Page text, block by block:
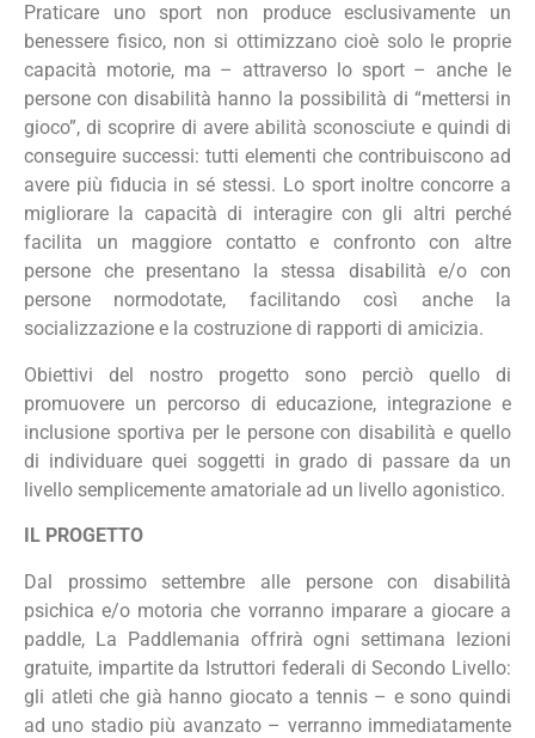
Praticare uno sport non produce esclusivamente un
benessere fisico, non si ottimizzano cioè solo le proprie
capacità motorie, ma – attraverso lo sport – anche le
persone con disabilità hanno la possibilità di “mettersi in
gioco”, di scoprire di avere abilità sconosciute e quindi di
conseguire successi: tutti elementi che contribuiscono ad
avere più fiducia in sé stessi. Lo sport inoltre concorre a
migliorare la capacità di interagire con gli altri perché
facilita un maggiore contatto e confronto con altre
persone che presentano la stessa disabilità e/o con
persone normodotate, facilitando così anche la
socializzazione e la costruzione di rapporti di amicizia.
Obiettivi del nostro progetto sono perciò quello di
promuovere un percorso di educazione, integrazione e
inclusione sportiva per le persone con disabilità e quello
di individuare quei soggetti in grado di passare da un
livello semplicemente amatoriale ad un livello agonistico.
IL PROGETTO
Dal prossimo settembre alle persone con disabilità
psichica e/o motoria che vorranno imparare a giocare a
paddle, La Paddlemania offrirà ogni settimana lezioni
gratuite, impartite da Istruttori federali di Secondo Livello:
gli atleti che già hanno giocato a tennis – e sono quindi
ad uno stadio più avanzato – verranno immediatamente